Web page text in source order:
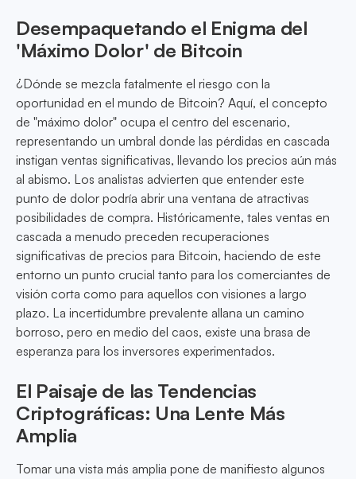
Desempaquetando el Enigma del
'Máximo Dolor' de Bitcoin
¿Dónde se mezcla fatalmente el riesgo con la
oportunidad en el mundo de Bitcoin? Aquí, el concepto
de "máximo dolor" ocupa el centro del escenario,
representando un umbral donde las pérdidas en cascada
instigan ventas significativas, llevando los precios aún más
al abismo. Los analistas advierten que entender este
punto de dolor podría abrir una ventana de atractivas
posibilidades de compra. Históricamente, tales ventas en
cascada a menudo preceden recuperaciones
significativas de precios para Bitcoin, haciendo de este
entorno un punto crucial tanto para los comerciantes de
visión corta como para aquellos con visiones a largo
plazo. La incertidumbre prevalente allana un camino
borroso, pero en medio del caos, existe una brasa de
esperanza para los inversores experimentados.
El Paisaje de las Tendencias
Criptográficas: Una Lente Más
Amplia
Tomar una vista más amplia pone de manifiesto algunos